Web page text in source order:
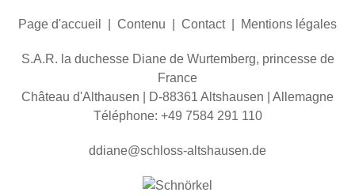
Page d'accueil Contenu Contact| Mentions légales
S.A.R. la duchesse Diane de Wurtemberg, princesse de
France
Château d'Althausen | D-88361 Altshausen | Allemagne
Téléphone: +49 7584 291 110
dd n schl ss- ltsh s n d